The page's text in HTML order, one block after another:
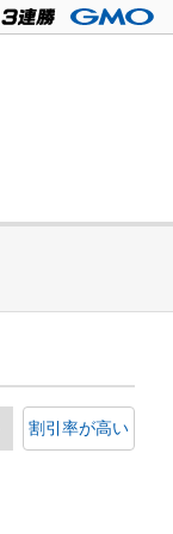
割引率が高い